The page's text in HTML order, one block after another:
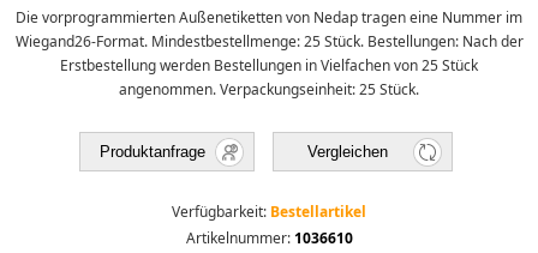
Die vorprogrammierten Außenetiketten von Nedap tragen eine Nummer im
Wiegand26-Format. Mindestbestellmenge: 25 Stück. Bestellungen: Nach der
Erstbestellung werden Bestellungen in Vielfachen von 25 Stück
angenommen. Verpackungseinheit: 25 Stück.
Produktanfrage Vergleichen
Verfügbarkeit: Bestellartikel
Artikelnummer: 1036610